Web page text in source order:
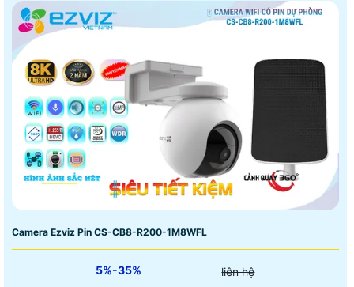
Camera Ezviz Pin CS-CB8-R200-1M8WFL
5%-35% liên hệ